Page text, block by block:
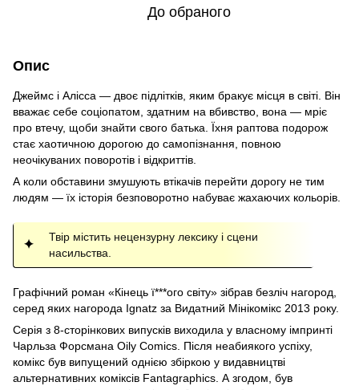
До обраного
Опис
Джеймс і Алісса — двоє підлітків, яким бракує місця в світі. Він
вважає себе соціопатом, здатним на вбивство, вона — мріє
про втечу, щоби знайти свого батька. Їхня раптова подорож
стає хаотичною дорогою до самопізнання, повною
неочікуваних поворотів і відкриттів.
А коли обставини змушують втікачів перейти дорогу не тим
людям — їх історія безповоротно набуває жахаючих кольорів.
Твір містить нецензурну лексику і сцени
насильства.
Графічний роман «Кінець ї***ого світу» зібрав безліч нагород,
серед яких нагорода Ignatz за Видатний Мінікомікс 2013 року.
Серія з 8-сторінкових випусків виходила у власному імпринті
Чарльза Форсмана Oily Comics. Після неабиякого успіху,
комікс був випущений однією збіркою у видавництві
альтернативних коміксів Fantagraphics. А згодом, був